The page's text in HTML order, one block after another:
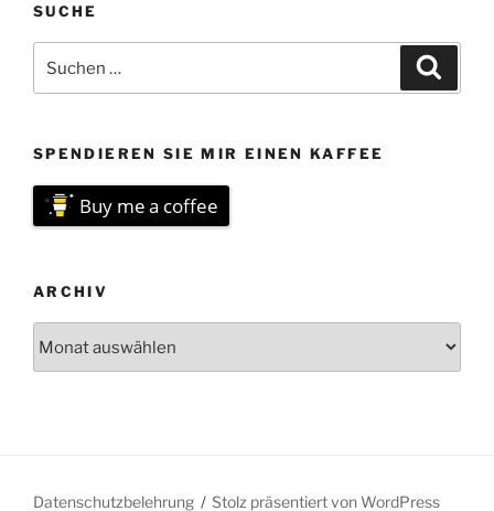
SUCHE
nach:
SPENDIEREN SIE MIR EINEN KAFFEE
Buy me a coffee
ARCHIV
Datenschutzbelehrung Stolz präsentiert von WordPress